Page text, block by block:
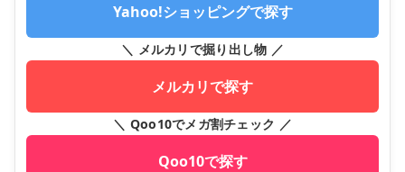
Yahoo!ショッピングで探す
＼ メルカリで掘り出し物 ／
メルカリで探す
＼ Qoo10でメガ割チェック ／
Qoo10で探す